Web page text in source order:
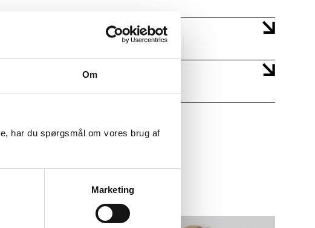
Om
har du spørgsmål om vores brug af
Marketing